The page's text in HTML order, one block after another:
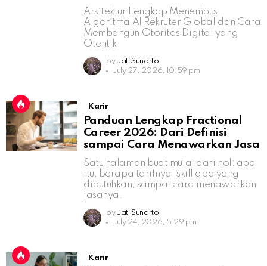
Arsitektur Lengkap Menembus
Algoritma AI Rekruter Global dan Cara
Membangun Otoritas Digital yang
Otentik
by Jati Sunarto
July 27, 2026, 10:59 pm
Karir
Panduan Lengkap Fractional
Career 2026: Dari Definisi
sampai Cara Menawarkan Jasa
Satu halaman buat mulai dari nol: apa
itu, berapa tarifnya, skill apa yang
dibutuhkan, sampai cara menawarkan
jasanya.
by Jati Sunarto
July 24, 2026, 5:29 pm
Karir